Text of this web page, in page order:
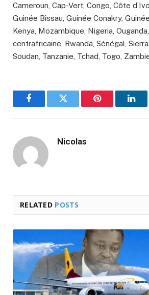
Cameroun, Cap-Vert, Congo, Côte
Guinée Bissau, Guinée Conakry,
Kenya, Mozambique, Nigeria,
centrafricaine, Rwanda, Sénégal,
Soudan, Tanzanie, Tchad, Togo,
FacebookTwitter Pinterest
Nicolas
RELATED POSTS